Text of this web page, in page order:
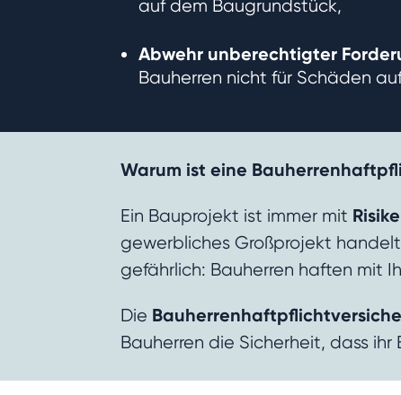
auf dem Baugrundstück,
Abwehr unberechtigter
Bauherren nicht für Schäden
Warum ist eine
Ein Bauprojekt ist immer mit
gewerbliches Großprojekt
gefährlich: Bauherren haften mit
Die
Bauherren die Sicherheit, dass